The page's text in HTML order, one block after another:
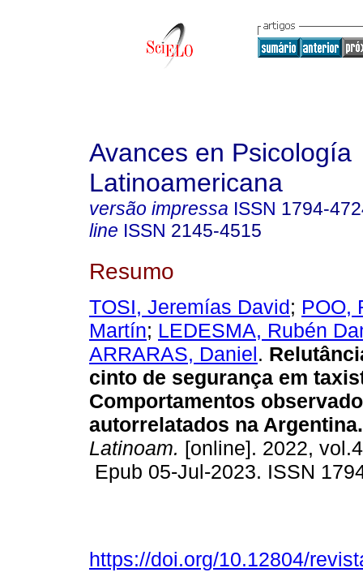
Avances en Psicología
Latinoamericana
versão impressa ISSN 1794-
line ISSN 2145-4515
Resumo
TOSI, Jeremías David; POO,
Martín; LEDESMA, Rubén
ARRARAS, Daniel.
cinto de segurança em
Comportamentos
autorrelatados na Argentina.
Latinoam. [online]. 2022,
Epub 05-Jul-2023. ISSN
https://doi.org/10.12804/